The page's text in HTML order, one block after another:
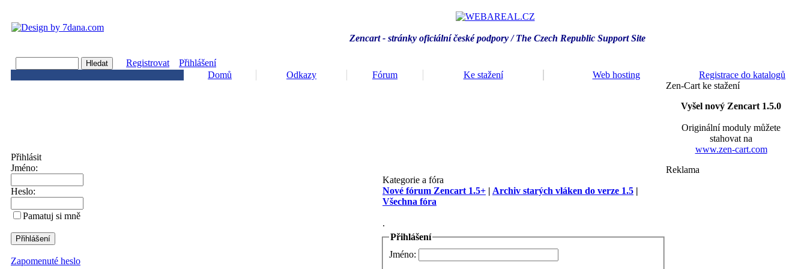
Zencart - stránky oficiální české podpory / The Czech Republic Support Site
Registrovat
Přihlášení
Domů
Odkazy Fórum Ke stažení Web hosting Registrace do katalogů
Přihlásit
Jméno:
Heslo:
Pamatuj si mně
Zapomenuté heslo
Kategorie a fóra
Nové fórum Zencart 1.5+ | Archiv starých vláken do verze 1.5 |
Všechna fóra
.
Přihlášení
Jméno:
Zen-Cart ke stažení
Vyšel nový Zencart 1.5.0
Originální moduly můžete
stahovat na
www.zen-cart.com
Reklama